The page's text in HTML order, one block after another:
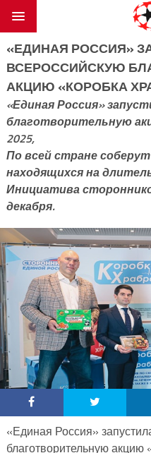
«ЕДИНАЯ РОССИЯ»
ВСЕРОССИЙСКУЮ
АКЦИЮ «КОРОБКА
«Единая Россия»
благотворительную
2025,
По всей стране
находящихся на
Инициатива
декабря.
«Единая Россия»
благотворительную акцию